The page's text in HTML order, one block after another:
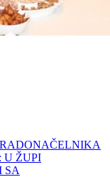
U ŽUPI
SA